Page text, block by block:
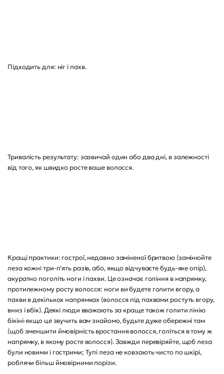
Підходить для: ніг і пахв.
Тривалість результату: зазвичай один або два дні, в залежності
від того, як швидко росте ваше волосся.
Кращі практики: гострої, недавно заміненої бритвою (замінюйте
леза кожні три-п'ять разів, або, якщо відчуваєте будь-яке опір),
акуратно поголіть ноги і пахви. Це означає гоління в напрямку,
протилежному росту волосся: ноги ви будете голити вгору, а
пахви в декількох напрямках (волосся під пахвами ростуть вгору,
вниз і вбік). Деякі люди вважають за краще також голити лінію
бікіні-якщо це звучить вам знайомо, будьте дуже обережні там
(щоб зменшити ймовірність вростання волосся, голіться в тому ж
напрямку, в якому росте волосся). Завжди перевіряйте, щоб леза
були новими і гострими; Тупі леза не ковзають чисто по шкірі,
роблячи більш ймовірними порізи.